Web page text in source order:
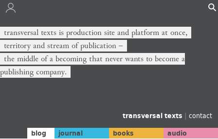
transversal texts is production site and platform at once,
territory and stream of publication −
the middle of a becoming that never wants to become a
publishing company.
transversal texts | contact
blog journal books audio